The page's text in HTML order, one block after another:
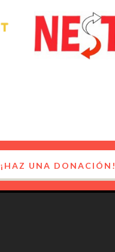
¡HAZ UNA DONACIÓN!